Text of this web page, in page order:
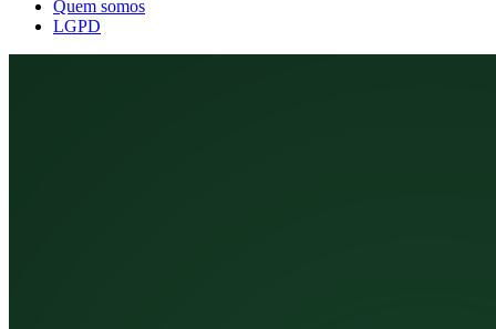
Quem somos
LGPD